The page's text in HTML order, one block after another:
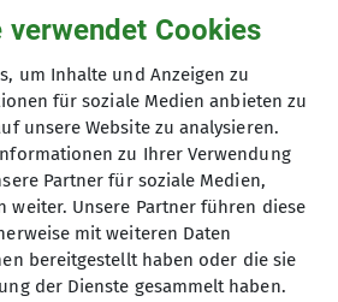
Bergen angekommen und so
von Wanderern der DAV
Möglichkeit, den ersten
Bei Temperaturen um die
Steinbergalm, über die
Hochfelln (1674 m) in den
Leider hielten sich die Wolken
verwendet Cookies
um Inhalte und Anzeigen zu
für soziale Medien anbieten zu
unsere Website zu analysieren.
zu Ihrer Verwendung
Partner für soziale Medien,
weiter. Unsere Partner führen diese
mit weiteren Daten
bereitgestellt haben oder die sie
der Dienste gesammelt haben.